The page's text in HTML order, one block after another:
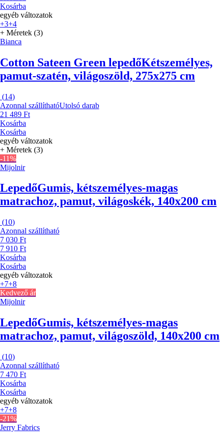
Kosárba
egyéb változatok
+3+4
+ Méretek (3)
Bianca
Cotton Sateen Green lepedőKétszemélyes,
pamut-szatén, világoszöld, 275x275 cm
(14)
Azonnal szállíthatóUtolsó darab
21 489 Ft
Kosárba
Kosárba
egyéb változatok
+ Méretek (3)
-11%
Mijolnir
LepedőGumis, kétszemélyes-magas
matrachoz, pamut, világoskék, 140x200 cm
(10)
Azonnal szállítható
7 030 Ft
7 910 Ft
Kosárba
Kosárba
egyéb változatok
+7+8
Kedvező ár
Mijolnir
LepedőGumis, kétszemélyes-magas
matrachoz, pamut, világoszöld, 140x200 cm
(10)
Azonnal szállítható
7 470 Ft
Kosárba
Kosárba
egyéb változatok
+7+8
-21%
Jerry Fabrics